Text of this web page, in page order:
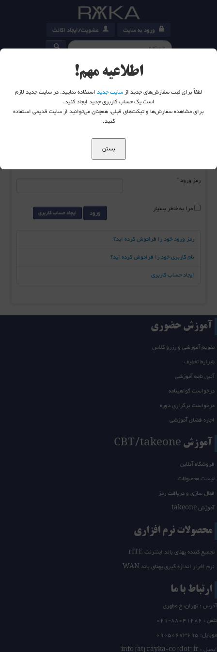
ورود به سایت عضویت/ایجاد اکانت
کارت خرید
شما اینجا هستید:خانه ورود به سایت
رمز ورود *
مرا به خاطر بسپار ورود ایجاد حساب کاربری
رمز ورود خود را فراموش کرده اید؟
نام کاربری خود را فراموش کرده اید؟
ایجاد حساب کاربری
آموزش حضوری
تقویم آموزشی و رزرو کلاس
شرایط تخفیف
آئین نامه آموزشی
درخواست گواهینامه
درخواست برگزاری دوره
اجاره فضای آموزشی
آموزش CBT/takeone
فروشگاه آنلاین
لیست محصولات
فعال سازی و دریافت رمز
آموزش takeone
محصولات نرم افزاری
تجمیع کننده پهنای باند اینترنت rITE
نرم افزار اندازه گیری پهنای باند WAN
ارتباط با ما
آدرس : تهران، خ مطهری
تلفن : 21-88041286
0
موبایل: 09050673695
ایمیل : info [at] rayka-co [dot] ir
اطلاعیه مهم!
لطفاً برای ثبت سفارش‌های جدید ازسایت جدیداستفاده نمایید. در سایت جدید لازم
است یک حساب کاربری جدید ایجاد کنید.
برای مشاهده سفارش‌ها و تیکت‌های قبلی، همچنان می‌توانید از سایت قدیمی استفاده
کنید.
بستن